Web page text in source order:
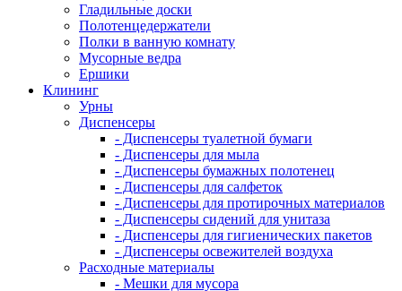
Гладильные доски
Полотенцедержатели
Полки в ванную комнату
Мусорные ведра
Ершики
Клининг
Урны
Диспенсеры
- Диспенсеры туалетной бумаги
- Диспенсеры для мыла
- Диспенсеры бумажных полотенец
- Диспенсеры для салфеток
- Диспенсеры для протирочных материалов
- Диспенсеры сидений для унитаза
- Диспенсеры для гигиенических пакетов
- Диспенсеры освежителей воздуха
Расходные материалы
- Мешки для мусора